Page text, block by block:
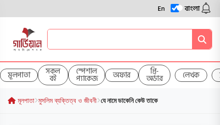
En বাংলা
মূলপাতা সকল
বই
স্পেশাল
প্যাকেজ অফার প্রি-
অর্ডার লেখক
মূলপাতা মুসলিম ব্যক্তিত্ব ও জীবনী যে নামে ডাকেনি কেউ তাকে